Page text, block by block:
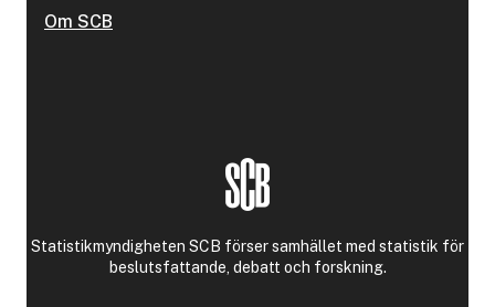
Om SCB
Statistikmyndigheten SCB förser samhället med statistik för
beslutsfattande, debatt och forskning.